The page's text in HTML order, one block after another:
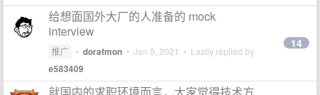
给想面国外大厂的人准备的 mock
interview
推广 • dorafmon • Jan 9, 2021 • Lastly replied by
e583409
14